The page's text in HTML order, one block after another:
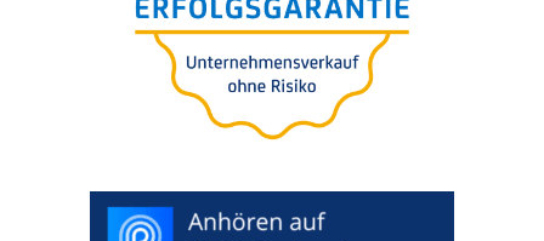
Venda da empre­sa (M
sem risco e sem perda
de valor
ESCOLHA